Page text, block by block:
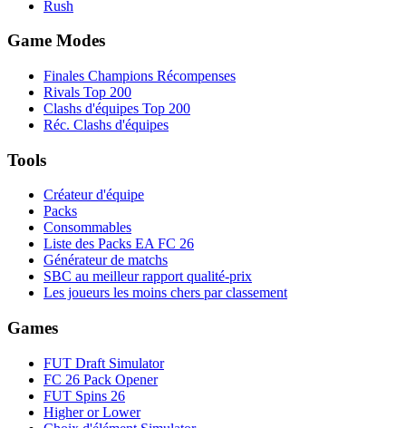
Rush
Game Modes
Finales Champions Récompenses
Rivals Top 200
Clashs d'équipes Top 200
Réc. Clashs d'équipes
Tools
Créateur d'équipe
Packs
Consommables
Liste des Packs EA FC 26
Générateur de matchs
SBC au meilleur rapport qualité-prix
Les joueurs les moins chers par classement
Games
FUT Draft Simulator
FC 26 Pack Opener
FUT Spins 26
Higher or Lower